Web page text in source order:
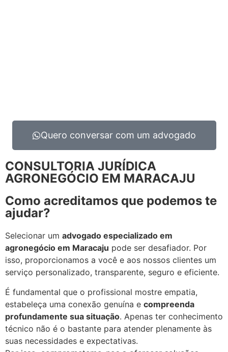
Quero conversar com um advogado
CONSULTORIA JURÍDICA
AGRONEGÓCIO EM MARACAJU
Como acreditamos que podemos te
ajudar?
Selecionar um advogado especializado em
agronegócio em Maracaju pode ser desafiador. Por
isso, proporcionamos a você e aos nossos clientes um
serviço personalizado, transparente, seguro e eficiente.
É fundamental que o profissional mostre empatia,
estabeleça uma conexão genuína e compreenda
profundamente sua situação. Apenas ter conhecimento
técnico não é o bastante para atender plenamente às
suas necessidades e expectativas.